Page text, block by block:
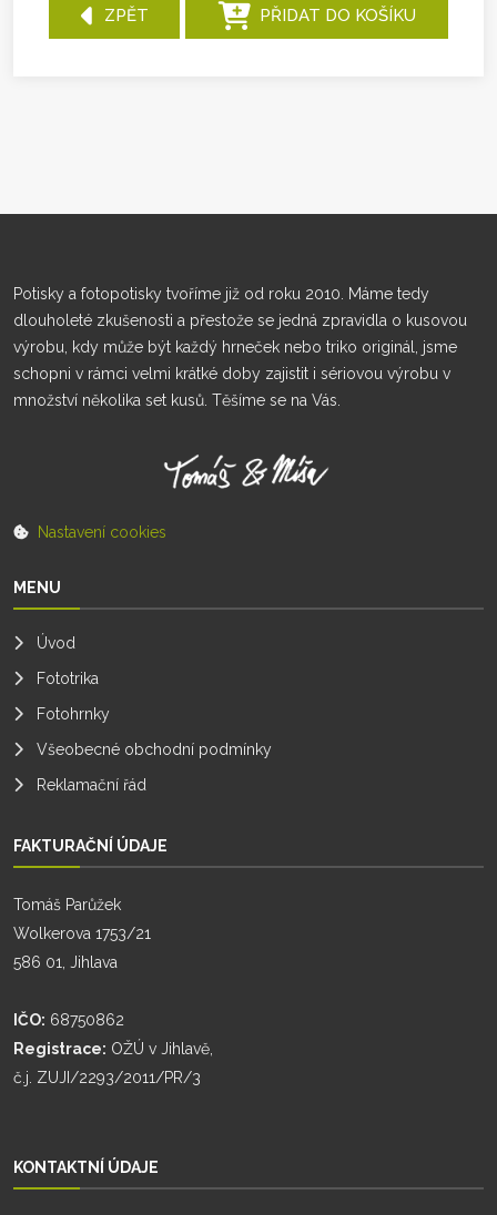
ZPĚT PŘIDAT DO KOŠÍKU
Potisky a fotopotisky tvoříme již od roku 2010. Máme tedy
dlouholeté zkušenosti a přestože se jedná zpravidla o kusovou
výrobu, kdy může být každý hrneček nebo triko originál, jsme
schopni v rámci velmi krátké doby zajistit i sériovou výrobu v
množství několika set kusů. Těšíme se na Vás.
Nastavení cookies
MENU
Úvod
Fototrika
Fotohrnky
Všeobecné obchodní podmínky
Reklamační řád
FAKTURAČNÍ ÚDAJE
Tomáš Parůžek
Wolkerova 1753/21
586 01, Jihlava
IČO: 68750862
Registrace: OŽÚ v Jihlavě,
č.j. ZUJI/2293/2011/PR/3
KONTAKTNÍ ÚDAJE